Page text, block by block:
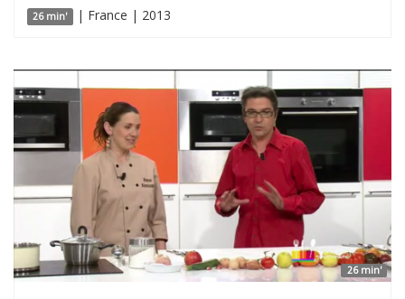
26 min' | France | 2013
26 min'